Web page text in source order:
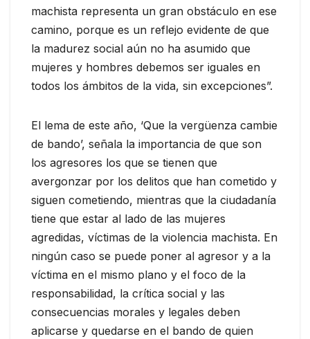
machista representa un gran obstáculo en ese
camino, porque es un reflejo evidente de que
la madurez social aún no ha asumido que
mujeres y hombres debemos ser iguales en
todos los ámbitos de la vida, sin excepciones”.
El lema de este año, ‘Que la vergüenza cambie
de bando’, señala la importancia de que son
los agresores los que se tienen que
avergonzar por los delitos que han cometido y
siguen cometiendo, mientras que la ciudadanía
tiene que estar al lado de las mujeres
agredidas, víctimas de la violencia machista. En
ningún caso se puede poner al agresor y a la
víctima en el mismo plano y el foco de la
responsabilidad, la crítica social y las
consecuencias morales y legales deben
aplicarse y quedarse en el bando de quien